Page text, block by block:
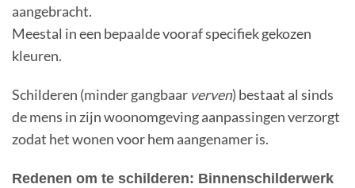
aangebracht.
Meestal in een bepaalde vooraf specifiek gekozen
kleuren.
Schilderen (minder gangbaar verven) bestaat al sinds
de mens in zijn woonomgeving aanpassingen verzorgt
zodat het wonen voor hem aangenamer is.
Redenen om te schilderen: Binnenschilderwerk